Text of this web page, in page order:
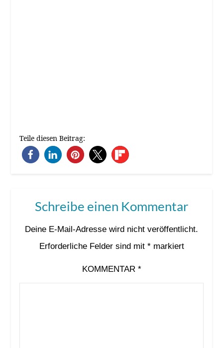
Teile diesen Beitrag:
Schreibe einen Kommentar
Deine E-Mail-Adresse wird nicht veröffentlicht.
Erforderliche Felder sind mit *markiert
KOMMENTAR *